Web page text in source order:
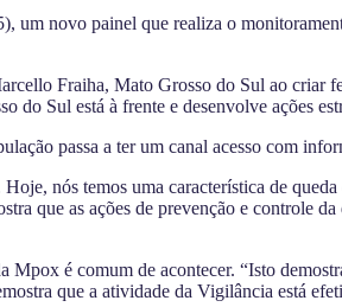
um novo painel que realiza o
Fraiha, Mato Grosso do Sul ao criar
do Sul está à frente e desenvolve ações
passa a ter um canal acesso com
nós temos uma característica de
que as ações de prevenção e controle
é comum de acontecer. “Isto
que a atividade da Vigilância está